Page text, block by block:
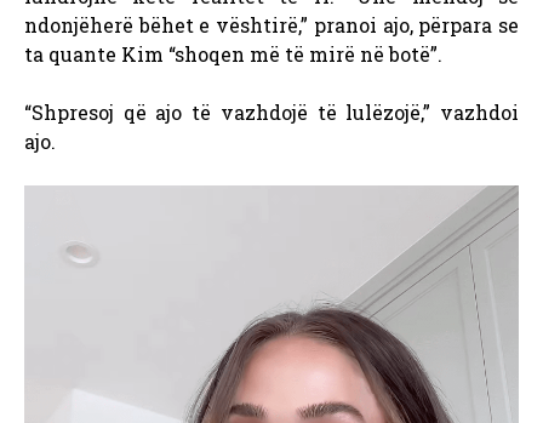
ndonjëherë bëhet e vështirë,” pranoi ajo, përpara se
ta quante Kim “shoqen më të mirë në botë”.
“Shpresoj që ajo të vazhdojë të lulëzojë,” vazhdoi
ajo.